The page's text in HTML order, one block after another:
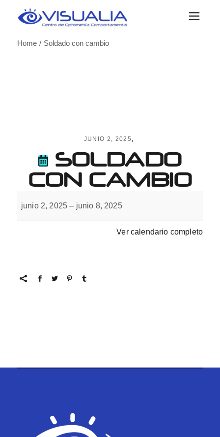
Home
Soldado con cambio
JUNIO 2, 2025
SOLDADO
CON CAMBIO
con
cambio
junio 2, 2025 – junio 8, 2025
Ver calendario completo